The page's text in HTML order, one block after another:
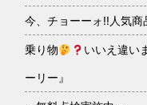
今、チョーーォ!!人気商
乗り物 いいえ違い
ーリー』